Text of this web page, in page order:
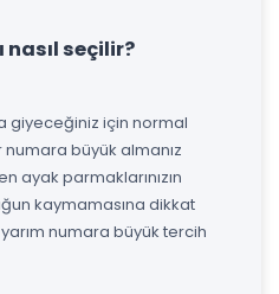
nasıl seçilir?
giyeceğiniz için normal
büyük almanız
ayak parmaklarınızın
kaymamasına dikkat
numara büyük tercih